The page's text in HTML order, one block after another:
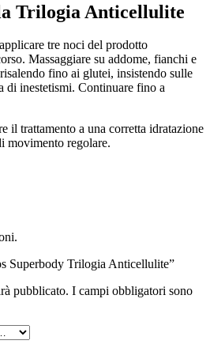
Trilogia Anticellulite
tre noci del prodotto
Massaggiare su addome, fianchi e
fino ai glutei, insistendo sulle
di inestetismi. Continuare fino a
il trattamento a una corretta idratazione
movimento regolare.
Superbody Trilogia Anticellulite”
pubblicato. I campi obbligatori sono